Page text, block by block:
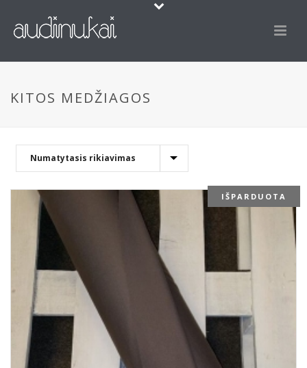
KITOS MEDŽIAGOS
IŠPARDUOTA